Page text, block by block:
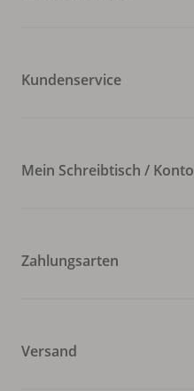
Kundenservice
Mein Schreibtisch / Konto
Zahlungsarten
Versand